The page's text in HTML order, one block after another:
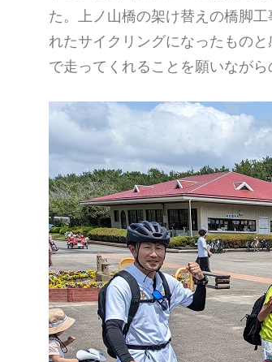
た。上ノ山橋の架け替えの橋脚
れたサイクリングになったもの
で走ってくれることを願いなが